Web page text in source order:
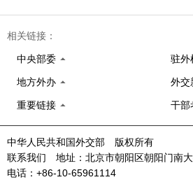
相关链接：
中央部委 驻外
地方外办 外交
重要链接 干部
中华人民共和国外交部 版权所有
联系我们 地址：北京市朝阳区朝阳门南
电话：+86-10-65961114